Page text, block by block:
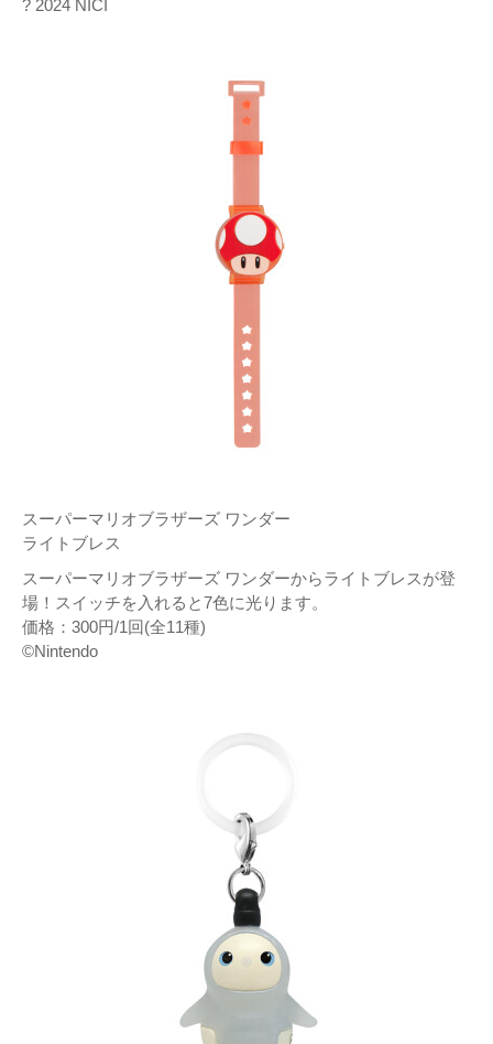
? 2024 NICI
スーパーマリオブラザーズ ワンダー
ライトブレス
スーパーマリオブラザーズ ワンダーからライトブレスが登
場！スイッチを入れると7色に光ります。
価格：300円/1回(全11種)
©Nintendo